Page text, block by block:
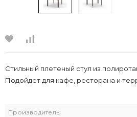
Стильный плетеный стул из
Подойдет для кафе, ресторана и
Производитель: